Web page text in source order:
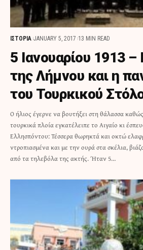
ΙΣΤΟΡΙΑ JANUARY 5, 2017 13 MIN READ
5 Ιανουαρίου 1913
της Λήμνου και η
του Τουρκικού
Ο ήλιος έγερνε να βουτήξει στη θάλασσα
τουρκικά πλοία εγκατέλειπε το Αιγαίο κι
Ελλησπόντου: Τέσσερα θωρηκτά και οκτώ
ντροπιασμένα και με την ουρά στα σκέλια,
από τα τηλεβόλα της ακτής. Ήταν 5…